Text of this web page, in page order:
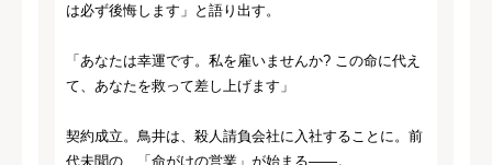
は必ず後悔します」と語り出す。
「あなたは幸運です。私を雇いませんか? この命に代え
て、あなたを救って差し上げます」
契約成立。鳥井は、殺人請負会社に入社することに。前
代未聞の、「命がけの営業」が始まる――。